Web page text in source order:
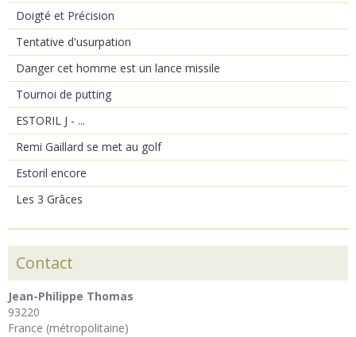
Doigté et Précision
Tentative d'usurpation
Danger cet homme est un lance missile
Tournoi de putting
ESTORIL J - ...
Remi Gaillard se met au golf
Estoril encore
Les 3 Grâces
Contact
Jean-Philippe Thomas
93220
France (métropolitaine)